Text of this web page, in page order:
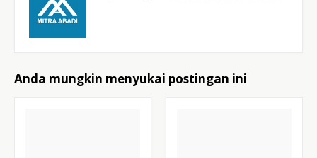
Anda mungkin menyukai postingan ini